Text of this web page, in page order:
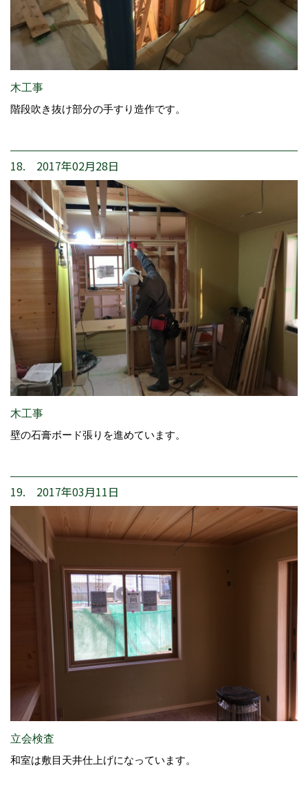
木工事
階段吹き抜け部分の手すり造作です。
18. 2017年02月28日
木工事
壁の石膏ボード張りを進めています。
19. 2017年03月11日
立会検査
和室は敷目天井仕上げになっています。